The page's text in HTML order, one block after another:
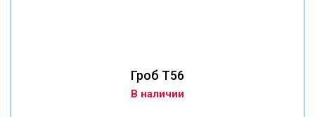
Гроб T56
В наличии